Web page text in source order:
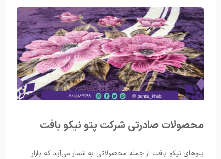
محصولات صادرتی شرکت پتو نیکو بافت
پتوهای نیکو بافت از جمله محصولاتی به شمار می‌آید که بازار